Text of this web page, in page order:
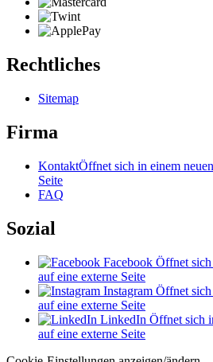
Rechtliches
Sitemap
Firma
KontaktÖffnet sich in einem
Seite
FAQ
Sozial
Facebook Öffnet
auf eine externe Seite
Instagram Öffnet
auf eine externe Seite
LinkedIn Öffnet sich
auf eine externe Seite